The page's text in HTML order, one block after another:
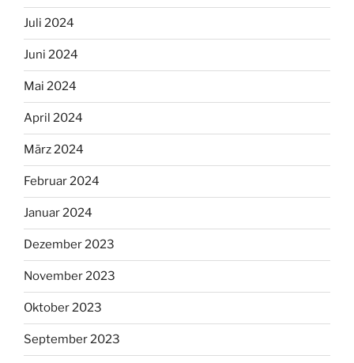
Juli 2024
Juni 2024
Mai 2024
April 2024
März 2024
Februar 2024
Januar 2024
Dezember 2023
November 2023
Oktober 2023
September 2023